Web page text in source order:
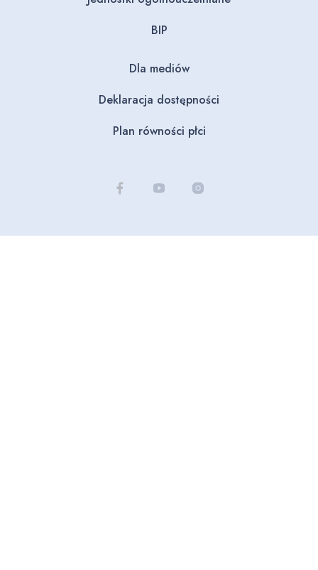
BIP
Dla mediów
Deklaracja dostępności
Plan równości płci